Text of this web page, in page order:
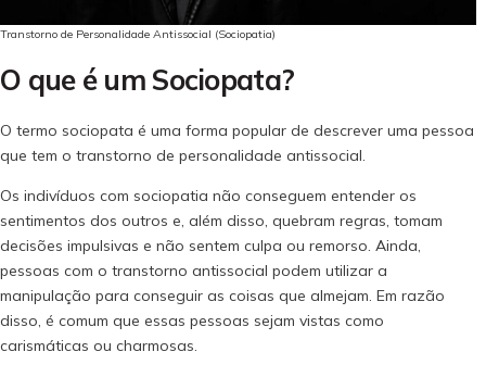
Transtorno de Personalidade Antissocial (Sociopatia)
O que é um Sociopata?
O termo sociopata é uma forma popular de descrever uma pessoa
que tem o transtorno de personalidade antissocial.
Os indivíduos com sociopatia não conseguem entender os
sentimentos dos outros e, além disso, quebram regras, tomam
decisões impulsivas e não sentem culpa ou remorso. Ainda,
pessoas com o transtorno antissocial podem utilizar a
manipulação para conseguir as coisas que almejam. Em razão
disso, é comum que essas pessoas sejam vistas como
carismáticas ou charmosas.